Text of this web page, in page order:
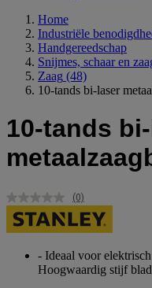
Home
Industriële
Handgereedschap
Snijmes, schaar en
Zaag (48)
10-tands bi-laser
10-tands
Geen
scorewaarde.
Dezelfde
(0)
- Ideaal voor
Hoogwaardig stijf